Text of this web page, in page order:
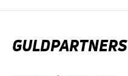
GULDPARTNERS